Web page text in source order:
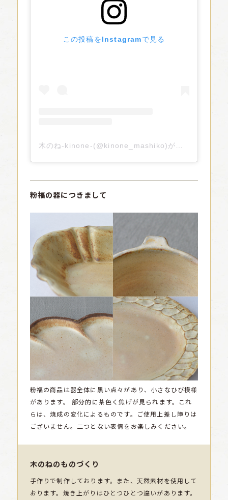
この投稿をInstagramで見る
粉福の器につきまして
粉福の商品は器全体に黒い点々があり、小さなひび模様
があります。
部分的に茶色く焦げが見られます。これ
らは、焼成の変化によるものです。ご使用上差し障りは
ございません。二つとない表情をお楽しみください。
木のねのものづくり
手作りで制作しております。また、天然素材を使用して
おります。焼き上がりはひとつひとつ違いがあります。